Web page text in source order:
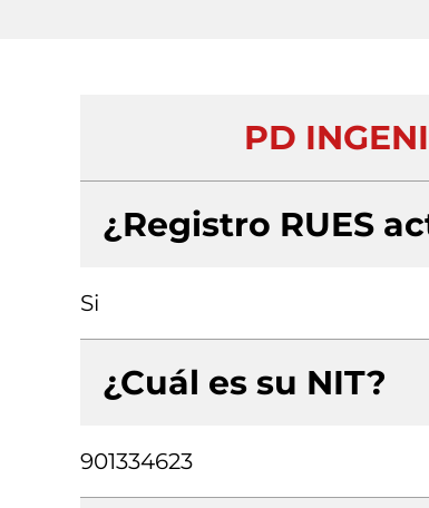
PD
¿Registro RUES
Si
¿Cuál es su NIT?
901334623